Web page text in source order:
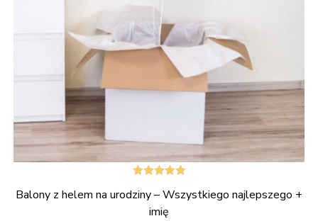
4.90
na 5
Balony z helem na urodziny – Wszystkiego najlepszego +
imię